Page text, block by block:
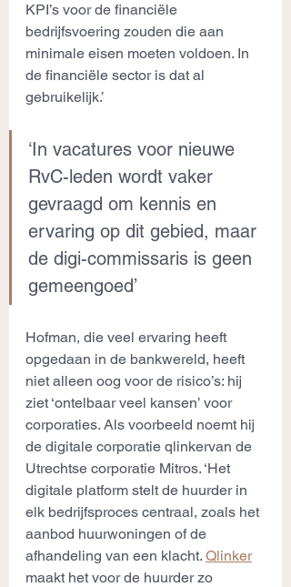
KPI’s voor de financiële
bedrijfsvoering zouden die aan
minimale eisen moeten voldoen. In
de financiële sector is dat al
gebruikelijk.’
‘In vacatures voor nieuwe
RvC-leden wordt vaker
gevraagd om kennis en
ervaring op dit gebied, maar
de digi-commissaris is geen
gemeengoed’
Hofman, die veel ervaring heeft
opgedaan in de bankwereld, heeft
niet alleen oog voor de risico’s: hij
ziet ‘ontelbaar veel kansen’ voor
corporaties. Als voorbeeld noemt hij
de digitale corporatie qlinkervan de
Utrechtse corporatie Mitros. ‘Het
digitale platform stelt de huurder in
elk bedrijfsproces centraal, zoals het
aanbod huurwoningen of de
afhandeling van een klacht. Qlinker
maakt het voor de huurder zo